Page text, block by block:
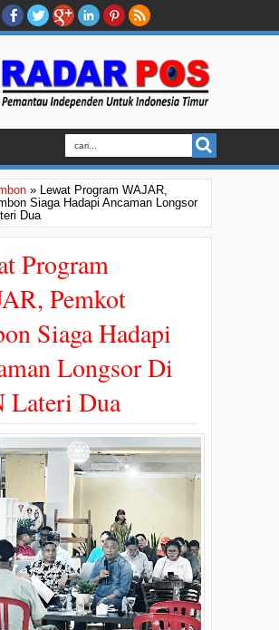
» Lewat Program WAJAR,
Siaga Hadapi Ancaman Longsor
Dua
Program
Pemkot
Siaga Hadapi
Longsor Di
Lateri Dua